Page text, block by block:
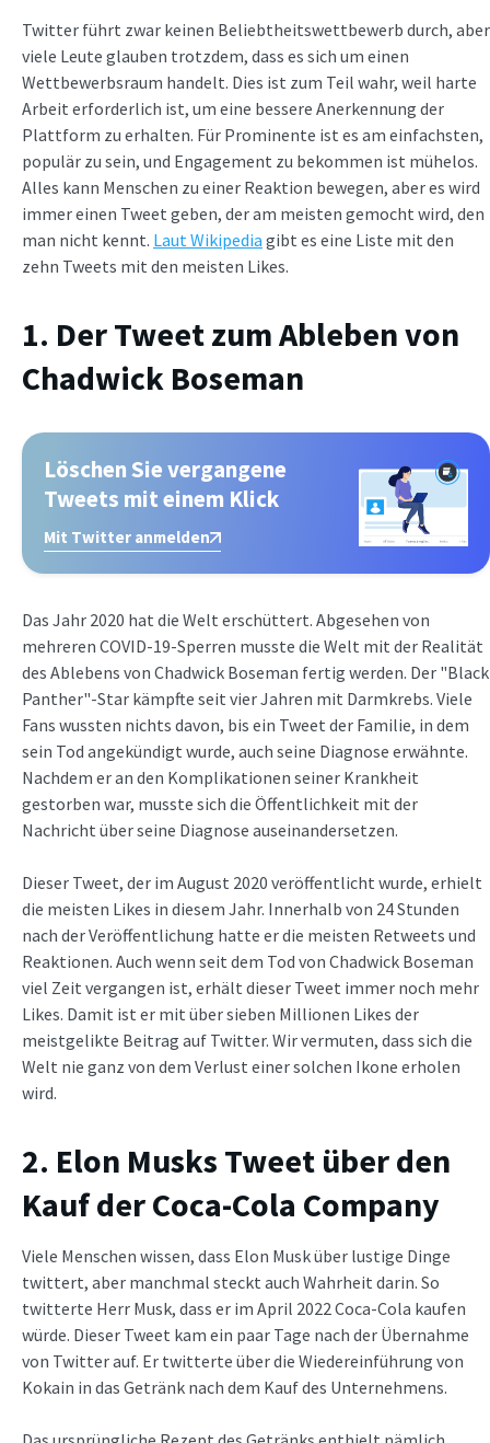
Twitter führt zwar keinen Beliebtheitswettbewerb durch, aber
viele Leute glauben trotzdem, dass es sich um einen
Wettbewerbsraum handelt. Dies ist zum Teil wahr, weil harte
Arbeit erforderlich ist, um eine bessere Anerkennung der
Plattform zu erhalten. Für Prominente ist es am einfachsten,
populär zu sein, und Engagement zu bekommen ist mühelos.
Alles kann Menschen zu einer Reaktion bewegen, aber es wird
immer einen Tweet geben, der am meisten gemocht wird, den
man nicht kennt. Laut Wikipedia gibt es eine Liste mit den
zehn Tweets mit den meisten Likes.
1. Der Tweet zum Ableben von
Chadwick Boseman
Löschen Sie vergangene
Tweets mit einem Klick
Mit Twitter anmelden
Das Jahr 2020 hat die Welt erschüttert. Abgesehen von
mehreren COVID-19-Sperren musste die Welt mit der Realität
des Ablebens von Chadwick Boseman fertig werden. Der "Black
Panther"-Star kämpfte seit vier Jahren mit Darmkrebs. Viele
Fans wussten nichts davon, bis ein Tweet der Familie, in dem
sein Tod angekündigt wurde, auch seine Diagnose erwähnte.
Nachdem er an den Komplikationen seiner Krankheit
gestorben war, musste sich die Öffentlichkeit mit der
Nachricht über seine Diagnose auseinandersetzen.
Dieser Tweet, der im August 2020 veröffentlicht wurde, erhielt
die meisten Likes in diesem Jahr. Innerhalb von 24 Stunden
nach der Veröffentlichung hatte er die meisten Retweets und
Reaktionen. Auch wenn seit dem Tod von Chadwick Boseman
viel Zeit vergangen ist, erhält dieser Tweet immer noch mehr
Likes. Damit ist er mit über sieben Millionen Likes der
meistgelikte Beitrag auf Twitter. Wir vermuten, dass sich die
Welt nie ganz von dem Verlust einer solchen Ikone erholen
wird.
2. Elon Musks Tweet über den
Kauf der Coca-Cola Company
Viele Menschen wissen, dass Elon Musk über lustige Dinge
twittert, aber manchmal steckt auch Wahrheit darin. So
twitterte Herr Musk, dass er im April 2022 Coca-Cola kaufen
würde. Dieser Tweet kam ein paar Tage nach der Übernahme
von Twitter auf. Er twitterte über die Wiedereinführung von
Kokain in das Getränk nach dem Kauf des Unternehmens.